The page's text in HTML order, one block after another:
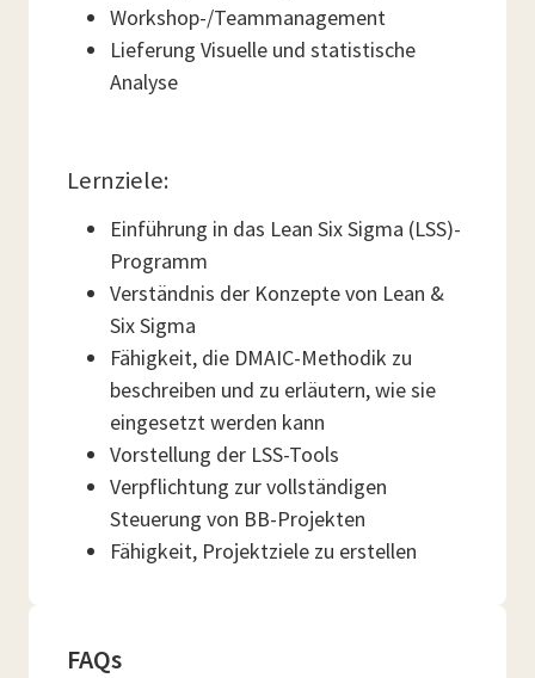
Workshop-/Teammanagement
Lieferung Visuelle und statistische
Analyse
Lernziele:
Einführung in das Lean Six Sigma (LSS)-
Programm
Verständnis der Konzepte von Lean &
Six Sigma
Fähigkeit, die DMAIC-Methodik zu
beschreiben und zu erläutern, wie sie
eingesetzt werden kann
Vorstellung der LSS-Tools
Verpflichtung zur vollständigen
Steuerung von BB-Projekten
Fähigkeit, Projektziele zu erstellen
FAQs